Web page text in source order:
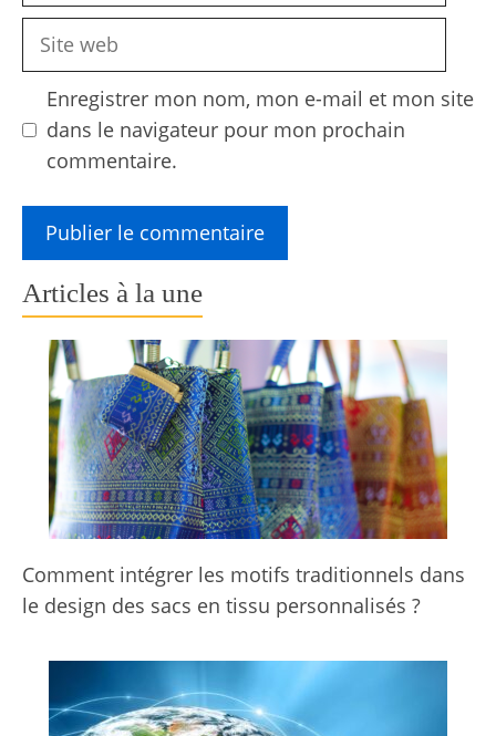
Site
Enregistrer mon nom, mon e-mail et mon site
dans le navigateur pour mon prochain
commentaire.
Articles à la une
Comment intégrer les motifs traditionnels dans
le design des sacs en tissu personnalisés ?